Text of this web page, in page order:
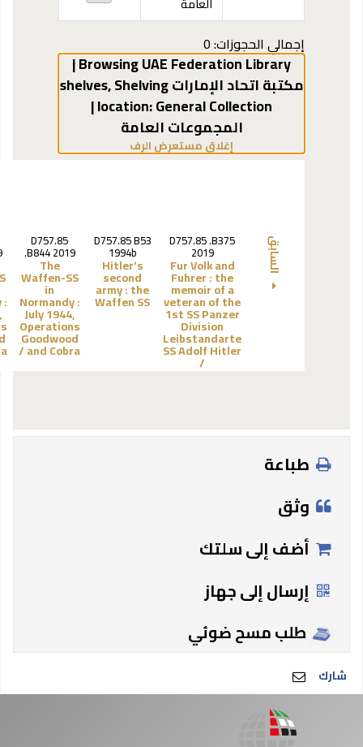
إجمالي الحجوزات: 0
Browsing UAE Federation Library |
مكتبة اتحاد الإمارات shelves ,Shelving
location:
General Collection |
المجموعات العامة
إغلاق مستعرض الرف
السابق D757.85 .B375
2019
Fur Volk and
Fuhrer :the
memoir of a
veteran of the
1st SS Panzer
Division
Leibstandarte
SS Adolf Hitler
/
D757.85 B53
1994b
Hitler's
second
army :the
Waffen SS
D757.85
.B844 2019
The
Waffen-SS
in
Normandy :
July 1944,
Operations
Goodwood
and Cobra /
:
/
طباعة
وثق
أضف إلى سلتك
إرسال إلى جهاز
طلب مسح ضوئي
شارك